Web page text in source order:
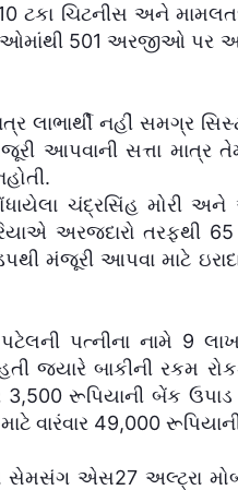
ટકા ચિટનીસ અને
501 અરજીઓ પર આર
લાભાર્થી નહીં સમગ્ર
આપવાની સત્તા માત્ર
ચંદ્રસિંહ મોરી અને
અરજદારો તરફથી
મંજૂરી આપવા માટે
પત્નીના નામે 9 લાખ
જ્યારે બાકીની રકમ
3,500 રૂપિયાની બેંક
વારંવાર 49,000
સેમસંગ એસ27 અલ્ટ્રા